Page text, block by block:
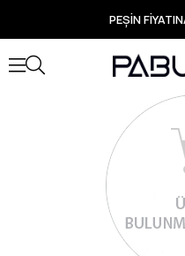
PEŞİN
TÜM
Yeni Sezon
Seçili